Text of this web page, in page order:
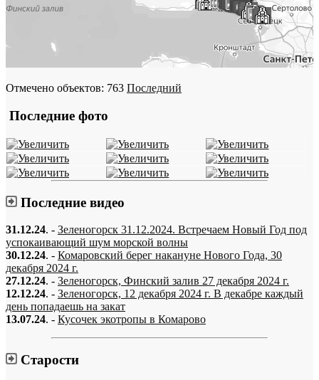
Отмечено объектов: 763 Последний
Последние фото
Последние видео
31.12.24. - Зеленогорск 31.12.2024. Встречаем Новый Год под
успокаивающий шум морской волны
30.12.24. - Комаровский берег накануне Нового Года, 30
декабря 2024 г.
27.12.24. - Зеленогорск, Финский залив 27 декабря 2024 г.
12.12.24. - Зеленогорск, 12 декабря 2024 г. В декабре каждый
день попадаешь на закат
13.07.24. - Кусочек экотропы в Комарово
Старости